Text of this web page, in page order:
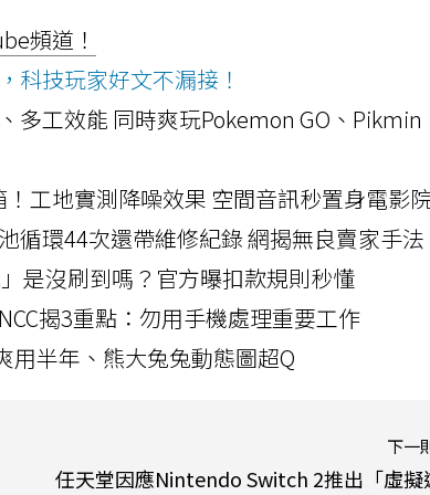
頻道！
科技玩家好文不漏接！
多工效能 同時爽玩Pokemon GO、Pikmin
！工地實測降噪效果 空間音訊秒置身電影
循環44次還帶維修紀錄 網揭無良賣家手法
是沒刷到嗎？官方曝扣款規則秒懂
揭3重點：勿用手機處理重要工作
用半年、熊大兔兔動態圖超Q
下一
任天堂因應Nintendo Switch 2推出「虛擬